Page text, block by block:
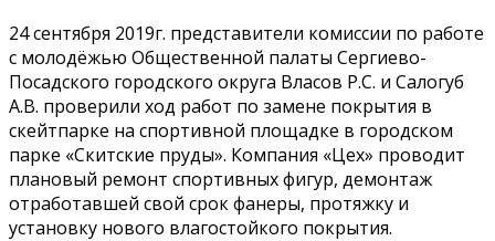
24 сентября 2019г. представители комиссии по работе
с молодёжью Общественной палаты Сергиево-
Посадского городского округа Власов Р.С. и Салогуб
А.В. проверили ход работ по замене покрытия в
скейтпарке на спортивной площадке в городском
парке «Скитские пруды». Компания «Цех» проводит
плановый ремонт спортивных фигур, демонтаж
отработавшей свой срок фанеры, протяжку и
установку нового влагостойкого покрытия.